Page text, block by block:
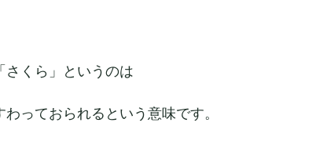
さくら」というのは
わっておられるという意味です。